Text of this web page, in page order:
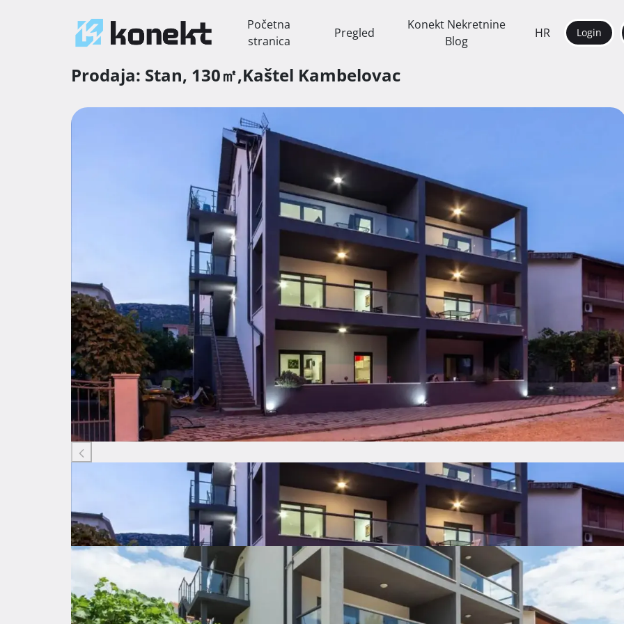
Početna
stranica
Pregled
Konekt Nekretnine
Blog
HR Login
Prodaja: Stan, 130㎡,Kaštel Kambelovac